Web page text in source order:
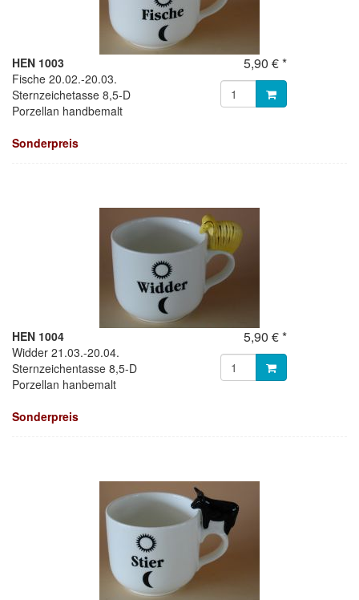
HEN 1003
Fische 20.02.-20.03.
Sternzeichetasse 8,5-D
Porzellan handbemalt
Sonderpreis
5,90 € *
HEN 1004
Widder 21.03.-20.04.
Sternzeichentasse 8,5-D
Porzellan hanbemalt
Sonderpreis
5,90 € *